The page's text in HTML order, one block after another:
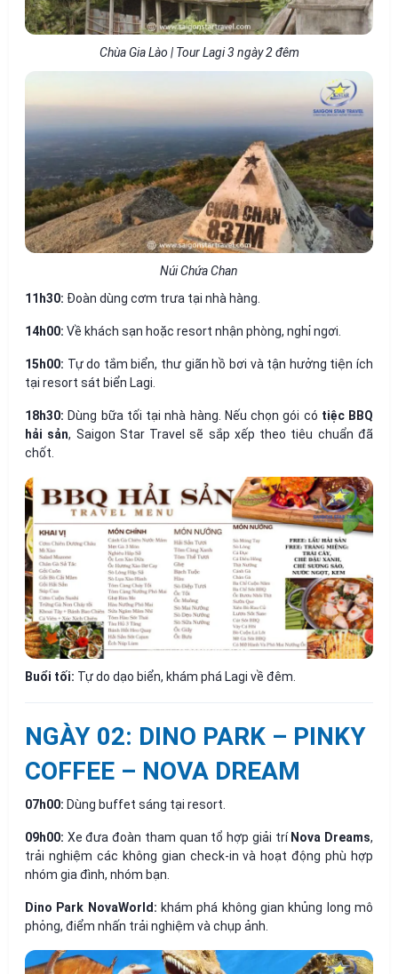
Chùa Gia Lào | Tour Lagi 3 ngày 2 đêm
Núi Chứa Chan
11h30: Đoàn dùng cơm trưa tại nhà hàng.
14h00: Về khách sạn hoặc resort nhận phòng, nghỉ ngơi.
15h00: Tự do tắm biển, thư giãn hồ bơi và tận hưởng tiện ích
tại resort sát biển Lagi.
18h30: Dùng bữa tối tại nhà hàng. Nếu chọn gói có tiệc BBQ
hải sản, Saigon Star Travel sẽ sắp xếp theo tiêu chuẩn đã
chốt.
Buổi tối: Tự do dạo biển, khám phá Lagi về đêm.
NGÀY 02: DINO PARK – PINKY
COFFEE – NOVA DREAM
07h00: Dùng buffet sáng tại resort.
09h00: Xe đưa đoàn tham quan tổ hợp giải trí Nova Dreams,
trải nghiệm các không gian check-in và hoạt động phù hợp
nhóm gia đình, nhóm bạn.
Dino Park NovaWorld: khám phá không gian khủng long mô
phỏng, điểm nhấn trải nghiệm và chụp ảnh.